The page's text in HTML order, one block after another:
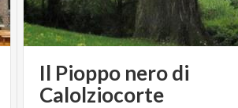
Il Pioppo nero di
Calolziocorte